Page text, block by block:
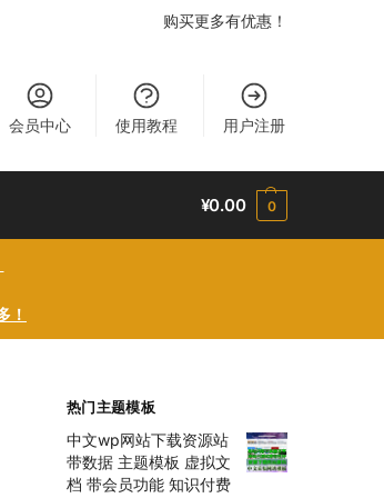
购买更多有优惠！
会员中心 使用教程 用户注册
¥0.00 0
！
热门主题模板
中文wp网站下载资源站
带数据 主题模板 虚拟文
档 带会员功能 知识付费